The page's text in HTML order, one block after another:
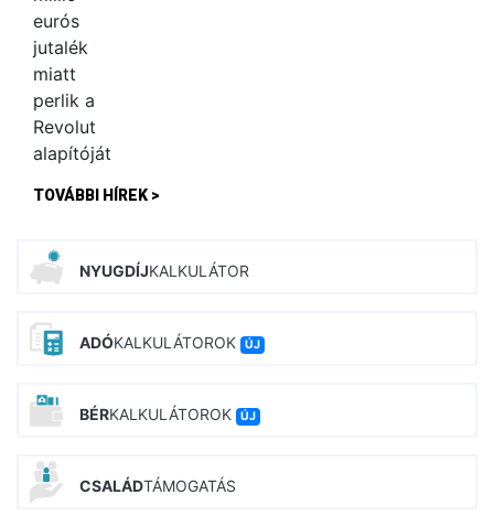
TOVÁBBI HÍREK >
NYUGDÍJKALKULÁTOR
ADÓKALKULÁTOROK ÚJ
BÉRKALKULÁTOROK ÚJ
CSALÁDTÁMOGATÁS